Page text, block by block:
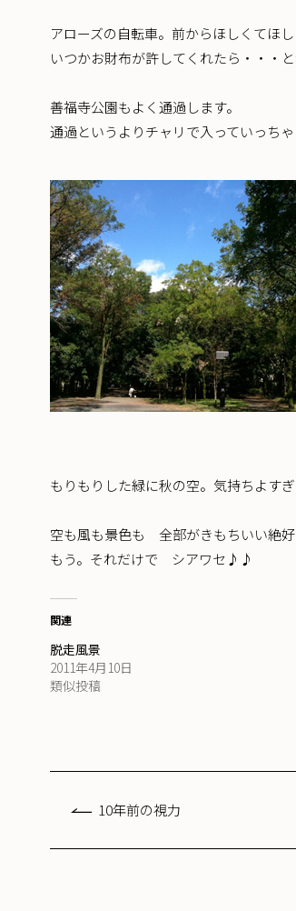
アローズの自転車。前からほしくてほ
いつかお財布が許してくれたら・・・
善福寺公園もよく通過します。
通過というよりチャリで入っていっちゃ
もりもりした緑に秋の空。気持ちよすぎ
空も風も景色も 全部がきもちいい絶
もう。それだけで シアワセ♪♪
関連
脱走風景
2011年4月10日
類似投稿
10年前の視力